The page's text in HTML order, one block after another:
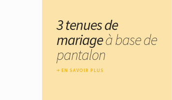
3 tenues de
mariageà base de
pantalon
EN SAVOIR PLUS